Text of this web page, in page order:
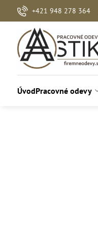
+421 948 278 364
ÚvodPracovné odevy